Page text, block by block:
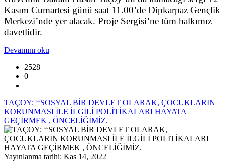
Kasım Cumartesi günü saat 11.00’de Dipkarpaz Gençlik
Merkezi’nde yer alacak. Proje Sergisi’ne tüm halkımız
davetlidir.
Devamını oku
2528
0
TAÇOY: ‘‘SOSYAL BİR DEVLET OLARAK, ÇOCUKLARIN
KORUNMASI İLE İLGİLİ POLİTİKALARI HAYATA
GEÇİRMEK , ÖNCELİĞİMİZ.
Yayınlanma tarihi: Kas 14, 2022